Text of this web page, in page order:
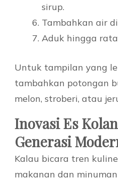
sirup.
Tambahkan air
Aduk hingga
Untuk tampilan yang
tambahkan potongan
melon, stroberi, atau
Inovasi Es
Generasi
Kalau bicara tren
makanan dan